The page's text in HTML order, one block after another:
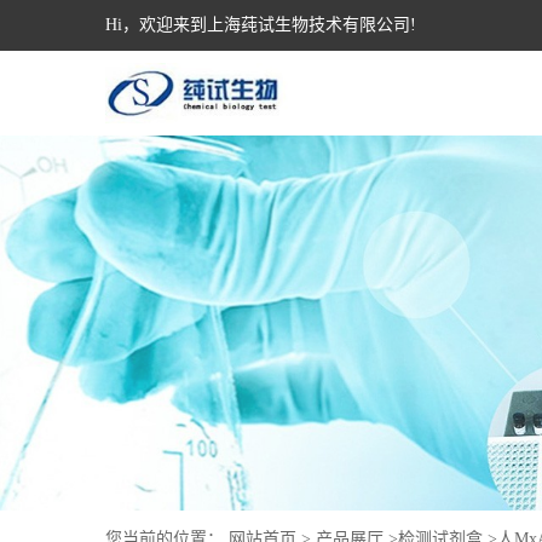
Hi，欢迎来到上海莼试生物技术有限公司!